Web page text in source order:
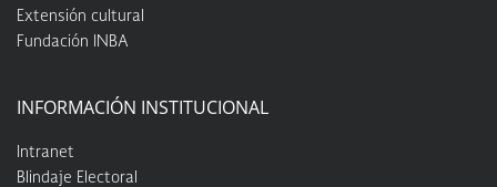
Extensión cultural
Fundación INBA
INFORMACIÓN INSTITUCIONAL
Intranet
Blindaje Electoral